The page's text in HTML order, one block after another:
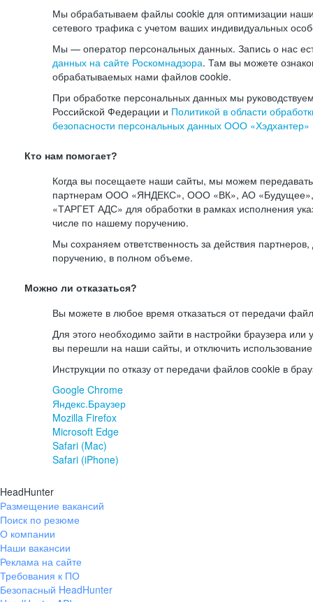
Мы обрабатываем файлы cookie для оптимизации
сетевого трафика с учетом ваших индивидуальных
Мы — оператор персональных данных. Запись о нас
данных на сайте Роскомнадзора. Там вы можете
обрабатываемых нами файлов cookie.
При обработке персональных данных мы
Российской Федерации и Политикой в области
безопасности персональных данных ООО «Хэдхантер»
Кто нам помогает?
Когда вы посещаете наши сайты, мы можем
партнерам ООО «ЯНДЕКС», ООО «ВК», АО
«ТАРГЕТ АДС» для обработки в рамках исполнения
числе по нашему поручению.
Мы сохраняем ответственность за действия
поручению, в полном объеме.
Можно ли отказаться?
Вы можете в любое время отказаться от передачи
Для этого необходимо зайти в настройки браузера или
вы перешли на наши сайты, и отключить
Инструкции по отказу от передачи файлов cookie в
Google Chrome
Яндекс.Браузер
Mozilla Firefox
Microsoft Edge
Safari (Mac)
Safari (iPhone)
HeadHunter
Размещение вакансий
Поиск по резюме
О компании
Наши вакансии
Реклама на сайте
Требования к ПО
Безопасный HeadHunter